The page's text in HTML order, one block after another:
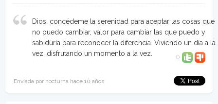
Dios, concédeme la serenidad para aceptar las cosas que
no puedo cambiar, valor para cambiar las que puedo y
sabiduría para reconocer la diferencia. Viviendo un día a la
vez, disfrutando un momento a la vez.
0
Enviada por nocturna hace 10 años